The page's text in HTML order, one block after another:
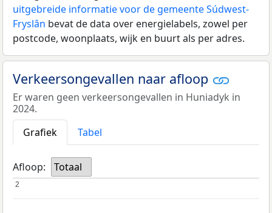
uitgebreide informatie voor de gemeente Súdwest-
Fryslân bevat de data over energielabels, zowel per
postcode, woonplaats, wijk en buurt als per adres.
Verkeersongevallen naar afloop
Er waren geen verkeersongevallen in Huniadyk in
2024.
Grafiek
Tabel
Afloop: Totaal
2
2